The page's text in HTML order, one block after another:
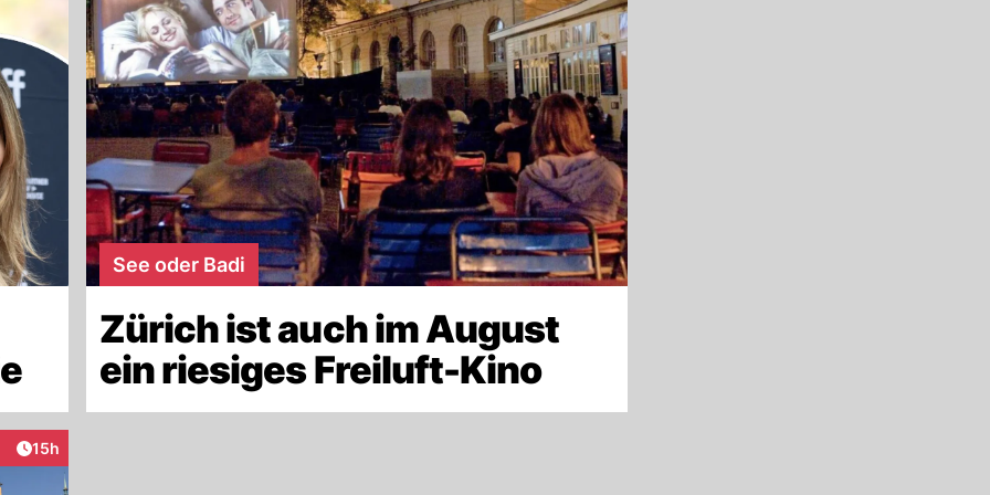
See oder Badi
Zürich ist auch im August
ein riesiges Freiluft-Kino
Artikel veröffentlicht:
15h